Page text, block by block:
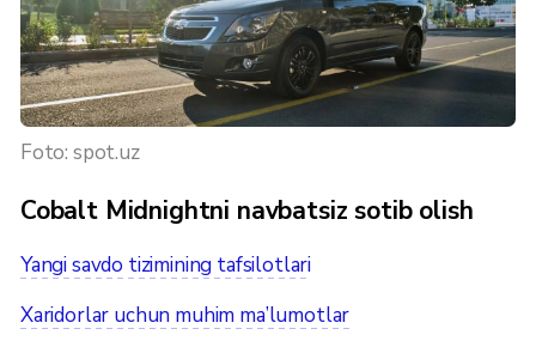
Foto: spot.uz
Cobalt Midnightni navbatsiz sotib olish
Yangi savdo tizimining tafsilotlari
Xaridorlar uchun muhim ma’lumotlar